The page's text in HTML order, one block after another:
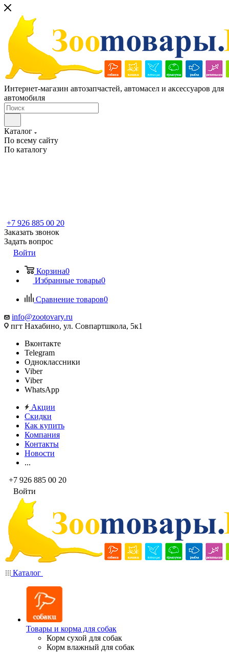
Интернет-магазин автозапчастей, автомасел и аксессуаров для
автомобиля
Каталог
По всему сайту
По каталогу
+7 926 885 00 20
Заказать звонок
Задать вопрос
Войти
Корзина0
Избранные товары0
Сравнение товаров0
info@zootovary.ru
пгт Нахабино, ул. Совпартшкола, 5к1
Вконтакте
Telegram
Одноклассники
Viber
Viber
WhatsApp
Акции
Скидки
Как купить
Компания
Контакты
Новости
...
+7 926 885 00 20
Войти
Каталог
Товары и корма для собак
Корм сухой для собак
Корм влажный для собак